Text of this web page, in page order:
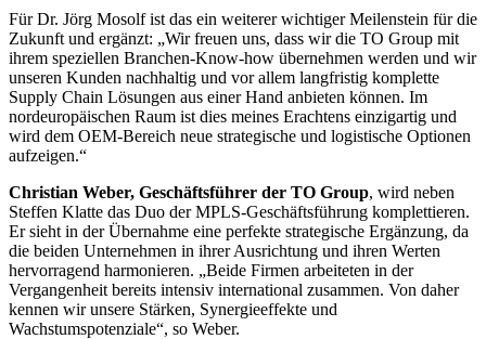
Für Dr. Jörg Mosolf ist das ein weiterer wichtiger Meilenstein für die
Zukunft und ergänzt: „Wir freuen uns, dass wir die TO Group mit
ihrem speziellen Branchen-Know-how übernehmen werden und wir
unseren Kunden nachhaltig und vor allem langfristig komplette
Supply Chain Lösungen aus einer Hand anbieten können. Im
nordeuropäischen Raum ist dies meines Erachtens einzigartig und
wird dem OEM-Bereich neue strategische und logistische Optionen
aufzeigen.“
Christian Weber, Geschäftsführer der TO Group, wird neben
Steffen Klatte das Duo der MPLS-Geschäftsführung komplettieren.
Er sieht in der Übernahme eine perfekte strategische Ergänzung, da
die beiden Unternehmen in ihrer Ausrichtung und ihren Werten
hervorragend harmonieren. „Beide Firmen arbeiteten in der
Vergangenheit bereits intensiv international zusammen. Von daher
kennen wir unsere Stärken, Synergieeffekte und
Wachstumspotenziale“, so Weber.